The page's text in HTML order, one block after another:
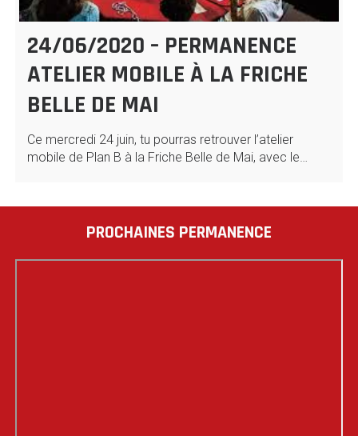
24/06/2020 – PERMANENCE
ATELIER MOBILE À LA FRICHE
BELLE DE MAI
Ce mercredi 24 juin, tu pourras retrouver l’atelier
mobile de Plan B à la Friche Belle de Mai, avec le…
PROCHAINES PERMANENCE